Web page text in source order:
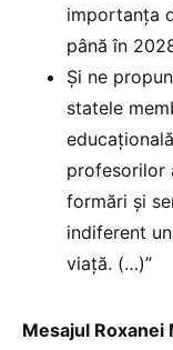
importanța
până în
Și ne
statele
profesorilor
formări și
indiferent
viață. (…)”
Mesajul Roxanei